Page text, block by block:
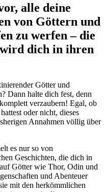
alle deine
von Göttern und
zu werfen – die
dich in ihren
Götter und
Dann halte dich fest, denn
verzaubern! Egal, ob
oder nicht, dieses
Annahmen völlig über
es nur so von
Geschichten, die dich in
Götter wie Thor, Odin und
und Abenteuer
mit den herkömmlichen